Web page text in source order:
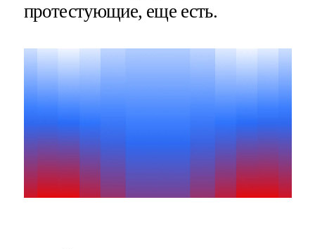
протестующие, еще есть.